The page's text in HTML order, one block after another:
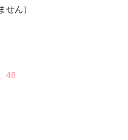
ん）
48